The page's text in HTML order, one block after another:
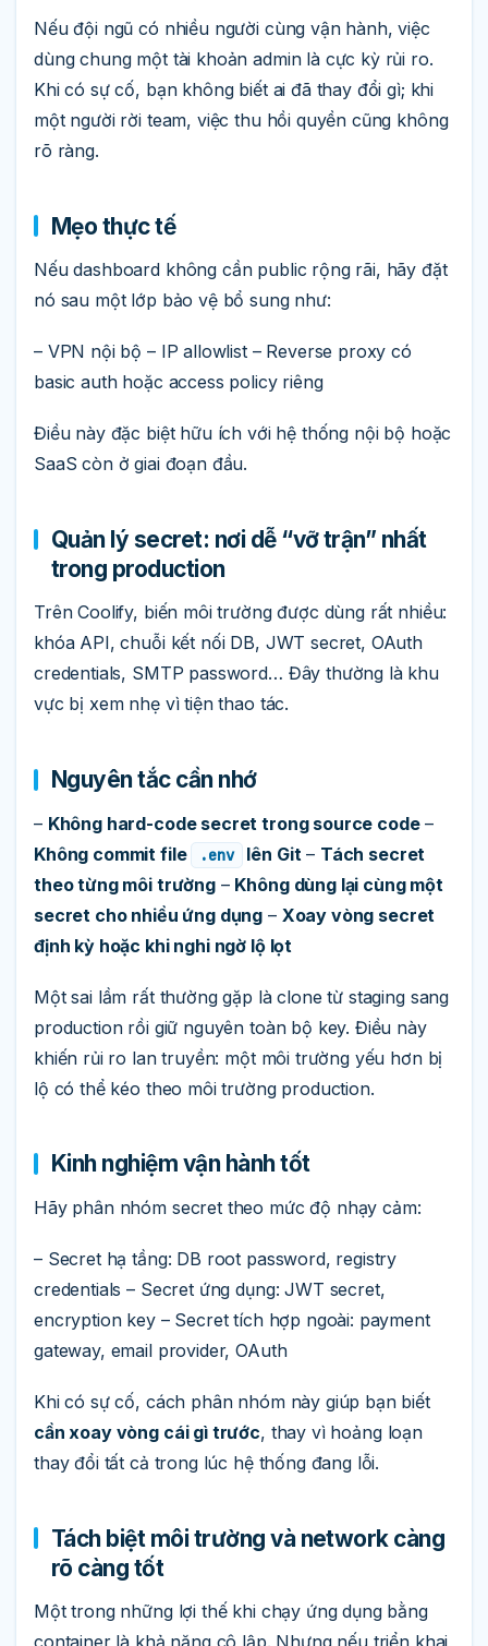
Nếu đội ngũ có nhiều người cùng vận hành, việc
dùng chung một tài khoản admin là cực kỳ rủi ro.
Khi có sự cố, bạn không biết ai đã thay đổi gì; khi
một người rời team, việc thu hồi quyền cũng không
rõ ràng.
Mẹo thực tế
Nếu dashboard không cần public rộng rãi, hãy đặt
nó sau một lớp bảo vệ bổ sung như:
– VPN nội bộ – IP allowlist – Reverse proxy có
basic auth hoặc access policy riêng
Điều này đặc biệt hữu ích với hệ thống nội bộ hoặc
SaaS còn ở giai đoạn đầu.
Quản lý secret: nơi dễ “vỡ trận” nhất
trong production
Trên Coolify, biến môi trường được dùng rất nhiều:
khóa API, chuỗi kết nối DB, JWT secret, OAuth
credentials, SMTP password… Đây thường là khu
vực bị xem nhẹ vì tiện thao tác.
Nguyên tắc cần nhớ
– Không hard-code secret trong source code–
Không commit file
.env lên Git – Tách secret
theo từng môi trường– Không dùng lại cùng một
secret cho nhiều ứng dụng – Xoay vòng secret
định kỳ hoặc khi nghi ngờ lộ lọt
Một sai lầm rất thường gặp là clone từ staging sang
production rồi giữ nguyên toàn bộ key. Điều này
khiến rủi ro lan truyền: một môi trường yếu hơn bị
lộ có thể kéo theo môi trường production.
Kinh nghiệm vận hành tốt
Hãy phân nhóm secret theo mức độ nhạy cảm:
– Secret hạ tầng: DB root password, registry
credentials – Secret ứng dụng: JWT secret,
encryption key – Secret tích hợp ngoài: payment
gateway, email provider, OAuth
Khi có sự cố, cách phân nhóm này giúp bạn biết
cần xoay vòng cái gì trước, thay vì hoảng loạn
thay đổi tất cả trong lúc hệ thống đang lỗi.
Tách biệt môi trường và network càng
rõ càng tốt
Một trong những lợi thế khi chạy ứng dụng bằng